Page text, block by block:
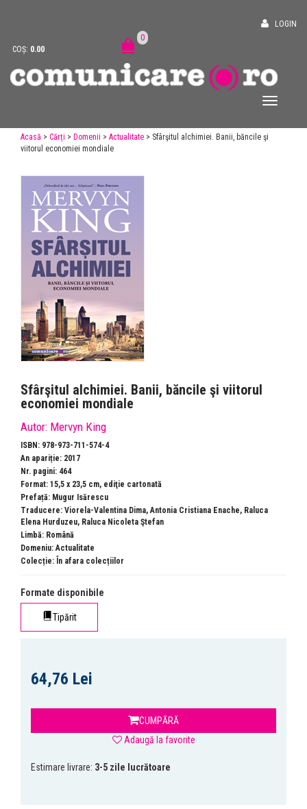
LOGIN
COȘ: 0.00
0
Acasă > Cărți > Domenii > Actualitate > Sfârşitul alchimiei. Banii, băncile şi
viitorul economiei mondiale
Sfârşitul alchimiei. Banii, băncile şi viitorul
economiei mondiale
Autor: Mervyn King
ISBN: 978-973-711-574-4
An apariție: 2017
Nr. pagini: 464
Format: 15,5 x 23,5 cm, ediţie cartonată
Prefață: Mugur Isărescu
Traducere: Viorela-Valentina Dima, Antonia Cristiana Enache, Raluca
Elena Hurduzeu, Raluca Nicoleta Ştefan
Limbă: Română
Domeniu:Actualitate
Colecție: În afara colecțiilor
Formate disponibile
Tipărit
64,76 Lei
CUMPĂRĂ
Adaugă la favorite
Estimare livrare: 3-5 zile lucrătoare